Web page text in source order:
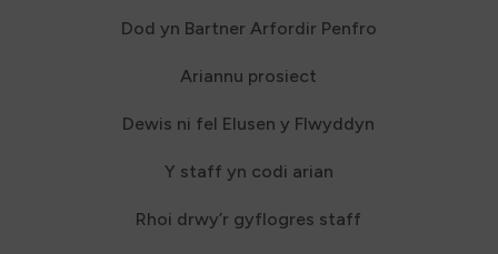
Dod yn Bartner Arfordir Penfro
Ariannu prosiect
Dewis ni fel Elusen y Flwyddyn
Y staff yn codi arian
Rhoi drwy’r gyflogres staff